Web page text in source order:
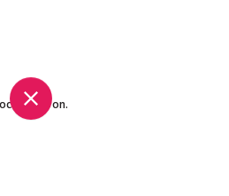
Spot on.